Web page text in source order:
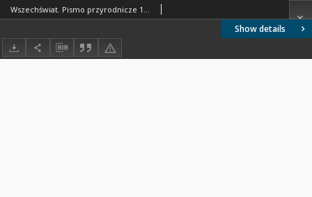
Show details
Wszechświat. Pismo przyrodnicze 1931 nr 5-6